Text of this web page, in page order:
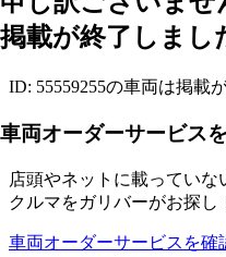
掲載が終了しまし
ID: 55559255の車両は掲載
車両オーダーサービス
店頭やネットに載っていな
クルマをガリバーがお探し
車両オーダーサービスを確